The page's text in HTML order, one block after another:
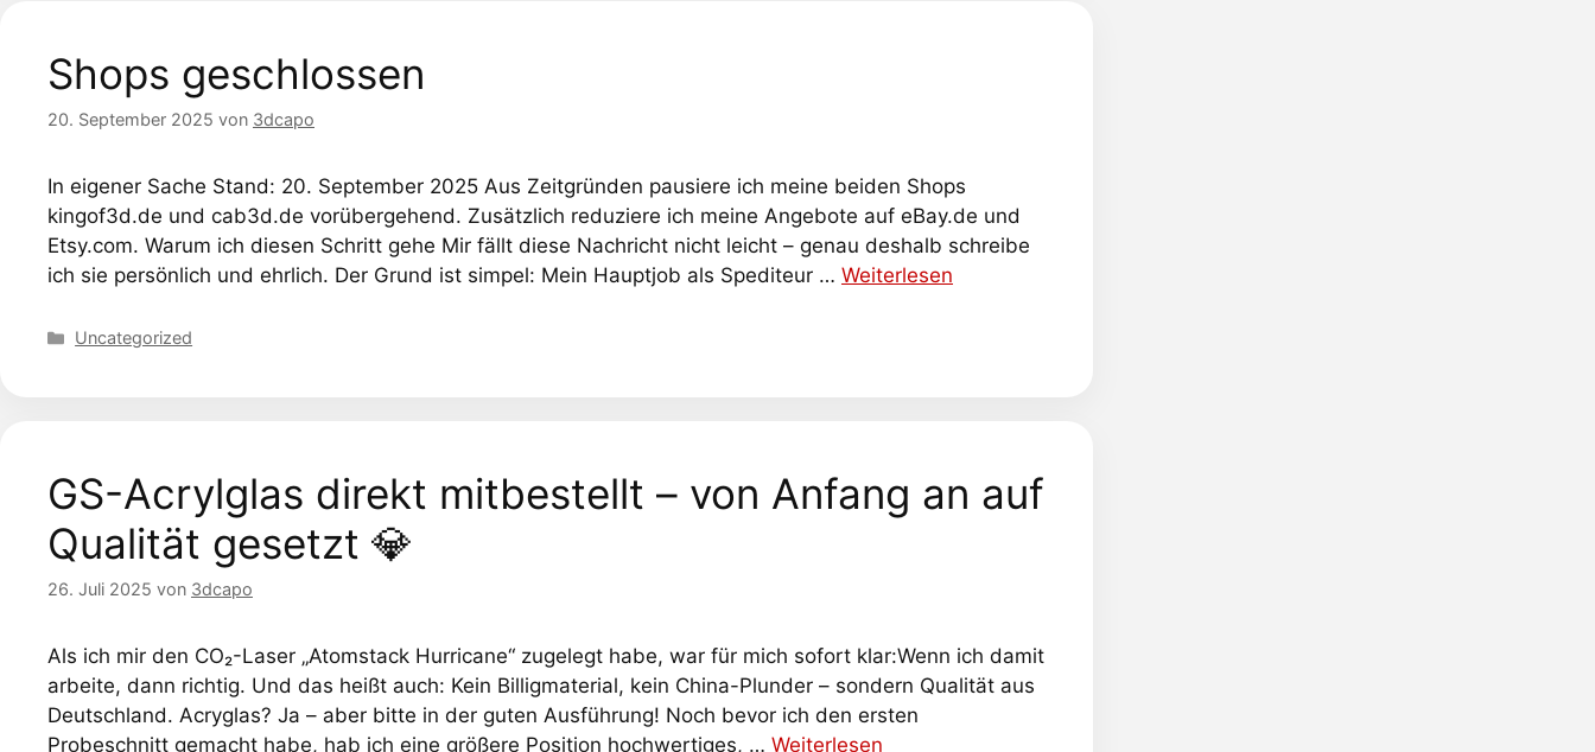
Shops geschlossen
20. September 2025 von 3dcapo
In eigener Sache Stand: 20. September 2025 Aus Zeitgründen pausiere ich meine beiden Shops
kingof3d.de und cab3d.de vorübergehend. Zusätzlich reduziere ich meine Angebote auf eBay.de und
Etsy.com. Warum ich diesen Schritt gehe Mir fällt diese Nachricht nicht leicht – genau deshalb schreibe
ich sie persönlich und ehrlich. Der Grund ist simpel: Mein Hauptjob als Spediteur … Weiterlesen
Kategorien
Uncategorized
GS-Acrylglas direkt mitbestellt – von Anfang an auf
Qualität gesetzt 💎
26. Juli 2025 von 3dcapo
Als ich mir den CO₂-Laser „Atomstack Hurricane“ zugelegt habe, war für mich sofort klar:Wenn ich damit
arbeite, dann richtig. Und das heißt auch: Kein Billigmaterial, kein China-Plunder – sondern Qualität aus
Deutschland. Acryglas? Ja – aber bitte in der guten Ausführung! Noch bevor ich den ersten
Probeschnitt gemacht habe, hab ich eine größere Position hochwertiges, … Weiterlesen